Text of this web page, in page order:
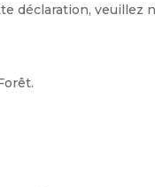
déclaration, veuillez